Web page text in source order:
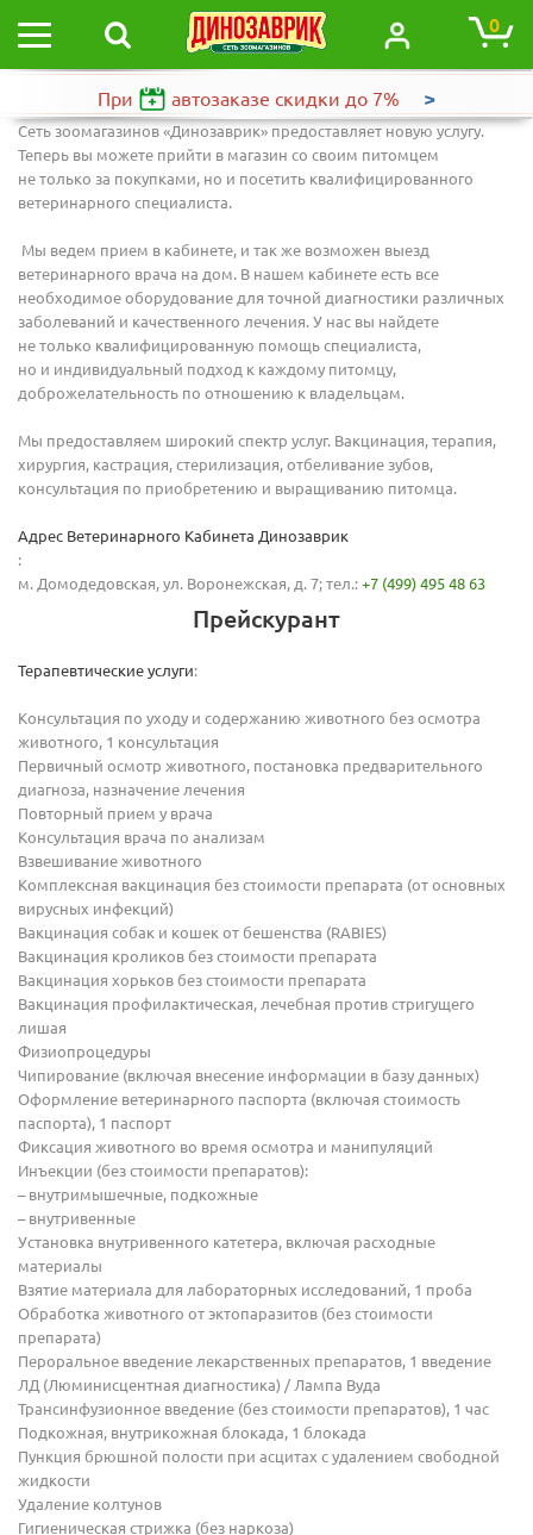
0
При автозаказе скидки до 7% >
Сеть зоомагазинов «Динозаврик» предоставляет новую услугу.
Теперь вы можете прийти в магазин со своим питомцем
не только за покупками, но и посетить квалифицированного
ветеринарного специалиста.
Мы ведем прием в кабинете, и так же возможен выезд
ветеринарного врача на дом. В нашем кабинете есть все
необходимое оборудование для точной диагностики различных
заболеваний и качественного лечения. У нас вы найдете
не только квалифицированную помощь специалиста,
но и индивидуальный подход к каждому питомцу,
доброжелательность по отношению к владельцам.
Мы предоставляем широкий спектр услуг. Вакцинация, терапия,
хирургия, кастрация, стерилизация, отбеливание зубов,
консультация по приобретению и выращиванию питомца.
Адрес Ветеринарного Кабинета Динозаврик
:
м. Домодедовская, ул. Воронежская, д. 7; тел.: +7 (499) 495 48 63
Прейскурант
Терапевтические услуги:
Консультация по уходу и содержанию животного без осмотра
животного, 1 консультация
Первичный осмотр животного, постановка предварительного
диагноза, назначение лечения
Повторный прием у врача
Консультация врача по анализам
Взвешивание животного
Комплексная вакцинация без стоимости препарата (от основных
вирусных инфекций)
Вакцинация собак и кошек от бешенства (RABIES)
Вакцинация кроликов без стоимости препарата
Вакцинация хорьков без стоимости препарата
Вакцинация профилактическая, лечебная против стригущего
лишая
Физиопроцедуры
Чипирование (включая внесение информации в базу данных)
Оформление ветеринарного паспорта (включая стоимость
паспорта), 1 паспорт
Фиксация животного во время осмотра и манипуляций
Инъекции (без стоимости препаратов):
– внутримышечные, подкожные
– внутривенные
Установка внутривенного катетера, включая расходные
материалы
Взятие материала для лабораторных исследований, 1 проба
Обработка животного от эктопаразитов (без стоимости
препарата)
Пероральное введение лекарственных препаратов, 1 введение
ЛД (Люминисцентная диагностика) / Лампа Вуда
Трансинфузионное введение (без стоимости препаратов), 1 час
Подкожная, внутрикожная блокада, 1 блокада
Пункция брюшной полости при асцитах с удалением свободной
жидкости
Удаление колтунов
Гигиеническая стрижка (без наркоза)